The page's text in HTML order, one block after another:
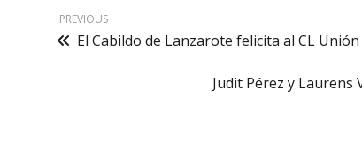
PREVIOUS
El Cabildo de Lanzarote felicita al CL
Judit Pérez y Laurens